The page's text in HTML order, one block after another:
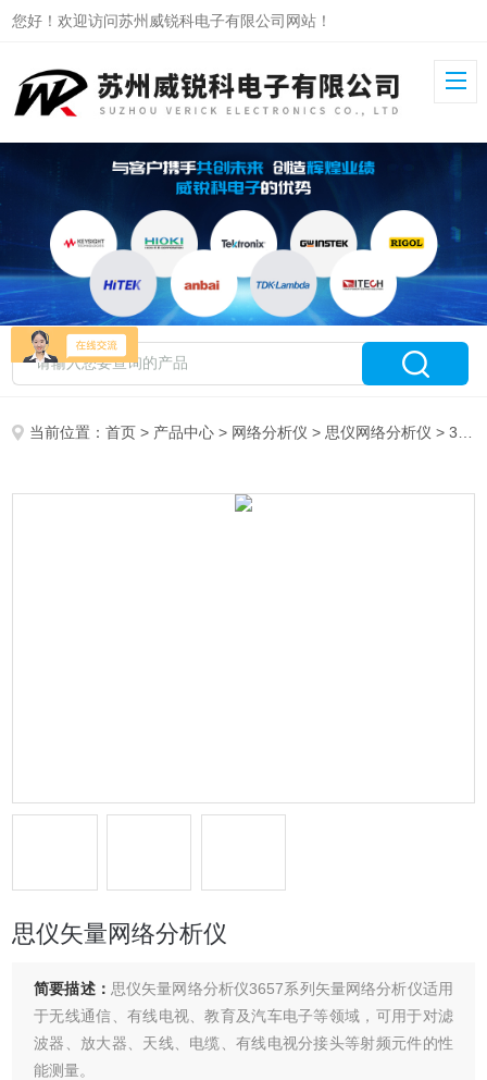
您好！欢迎访问苏州威锐科电子有限公司网站！
当前位置：首页 > 产品中心 > 网络分析仪 > 思仪网络分析仪 > 3657D思仪矢量网络分析仪
思仪矢量网络分析仪
简要描述： 思仪矢量网络分析仪3657系列矢量网络分析仪适用
于无线通信、有线电视、教育及汽车电子等领域，可用于对滤
波器、放大器、天线、电缆、有线电视分接头等射频元件的性
能测量。